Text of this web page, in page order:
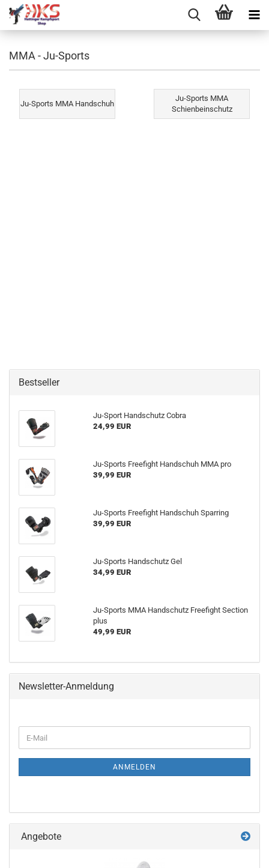
MMA - Ju-Sports
Ju-Sports MMA Handschuh
Ju-Sports MMA
Schienbeinschutz
Bestseller
Ju-Sport Handschutz Cobra
24,99 EUR
Ju-Sports Freefight Handschuh MMA pro
39,99 EUR
Ju-Sports Freefight Handschuh Sparring
39,99 EUR
Ju-Sports Handschutz Gel
34,99 EUR
Ju-Sports MMA Handschutz Freefight Section
plus
49,99 EUR
Newsletter-Anmeldung
ZUR
E-
Mail
ANMELDEN
Angebote